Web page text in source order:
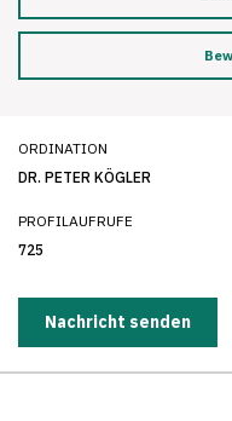
ORDINATION
DR. PETER KÖGLER
PROFILAUFRUFE
725
Nachricht senden